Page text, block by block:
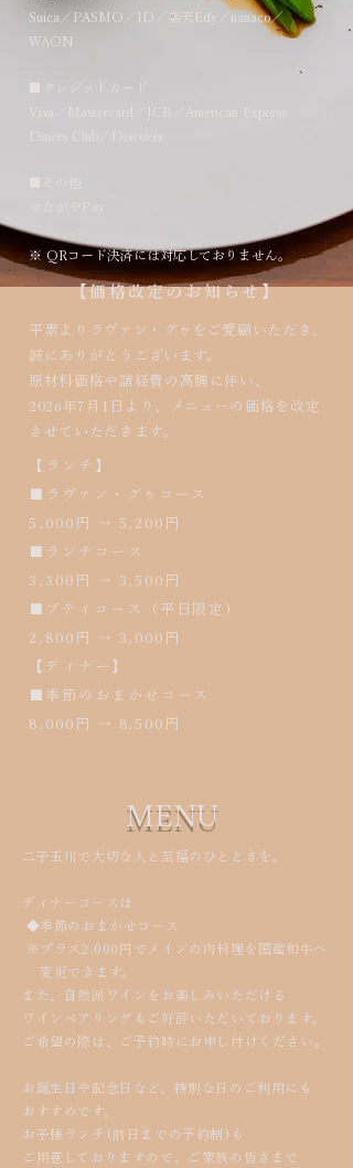
Suica／PASMO／ID／楽天Edy／nanaco／
WAON
■クレジットカード
Visa／Mastercard／JCB／American Express
Diners Club／Discover
■その他
せたがやPay
※ QRコード決済には対応しておりません。
​​【価格改定のお知らせ】
平素よりラヴァン・グゥをご愛顧いただき、
誠にありがとうございます。
原材料価格や諸経費の高騰に伴い、
2026年7月1日より、メニューの価格を改定
させていただきます。
【ランチ】
■ラヴァン・グゥコース
5,000円 → 5,200円
■ランチコース
3,300円 → 3,500円
■プティコース（平日限定）
2,800円 → 3,000円
【ディナー】
■季節のおまかせコース
8,000円 → 8,500円
MENU
二子玉川で大切な人と至福のひとときを。
ディナーコースは
◆季節のおまかせコース
※プラス2,000円でメインの肉料理を国産和牛へ
変更できます。
​また、自然派ワインをお楽しみいただける
ワインペアリングもご好評いただいております。
ご希望の際は、ご予約時にお申し付けください。
お誕生日や記念日など、特別な日のご利用にも
おすすめです。
​お子様ランチ(前日までの予約制)も
ご用意しておりますので、ご家族の皆さまで